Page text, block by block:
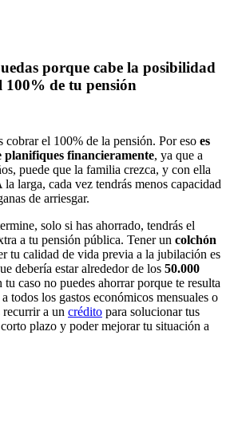
porque cabe la posibilidad
100% de tu pensión
cobrar el 100% de la pensión. Por eso es
financieramente, ya que a
puede que la familia crezca, y con ella
la larga, cada vez tendrás menos capacidad
de arriesgar.
solo si has ahorrado, tendrás el
a tu pensión pública. Tener un colchón
tu calidad de vida previa a la jubilación es
debería estar alrededor de los 50.000
tu caso no puedes ahorrar porque te resulta
todos los gastos económicos mensuales o
recurrir a un crédito para solucionar tus
plazo y poder mejorar tu situación a